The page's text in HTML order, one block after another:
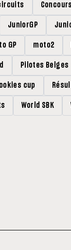
Concours
JuniorGP
GP moto2
Pilotes Belges
cup
World SBK